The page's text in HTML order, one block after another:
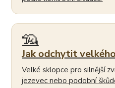
🦡
Jak odchytit
Velké sklopce pro silnější
jezevec nebo podobní